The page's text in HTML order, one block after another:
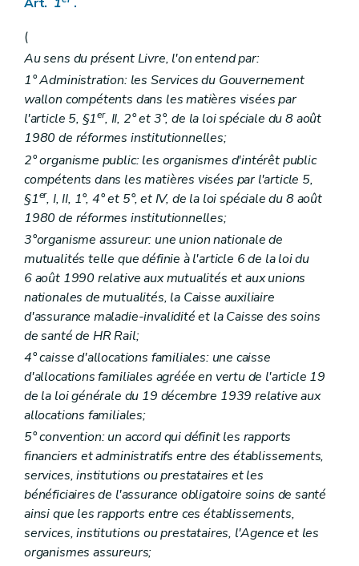
Art.12
Art.13
Art. 14
Art.15
Art.16
Art.16/1
Section3
Branche « Handicap »
Sous-section1
Organisation de la branche « Handicap »
Art.17
Sous-section2
Comité « Handicap »
Art.18
Art.18/1
Sous-section3
Commissions subrégionales
19
Section4
Branche « Familles »
Art.20
Art.21
Art.21/1
Section5
Dispositions communes aux Branches « Bien-être et Santé », « Handicap » et « Familles »
Art.22
Art.22/1
Art.22/2
Art. 22/3
Art.23
Art.24
Art.25
Art. 25/1
Art.25/2
Art.25/3
Art.25/4
Chapitre3
Gestion journalière
Art.
Art.26/1
Art.26/2
(
Au sens du présent Livre, l'on entend par:
1° Administration: les Services du Gouvernement
wallon compétents dans les matières visées par
l'article 5, §1er, II, 2° et 3°, de la loi spéciale du 8 août
1980 de réformes institutionnelles;
2° organisme public: les organismes d'intérêt public
compétents dans les matières visées par l'article 5,
§1er, I, II, 1°, 4° et 5°, et IV, de la loi spéciale du 8 août
1980 de réformes institutionnelles;
3°organisme assureur: une union nationale de
mutualités telle que définie à l'article 6 de la loi du
6 août 1990 relative aux mutualités et aux unions
nationales de mutualités, la Caisse auxiliaire
d'assurance maladie-invalidité et la Caisse des soins
de santé de HR Rail;
4° caisse d'allocations familiales: une caisse
d'allocations familiales agréée en vertu de l'article 19
de la loi générale du 19 décembre 1939 relative aux
allocations familiales;
5° convention: un accord qui définit les rapports
financiers et administratifs entre des établissements,
services, institutions ou prestataires et les
bénéficiaires de l'assurance obligatoire soins de santé
ainsi que les rapports entre ces établissements,
services, institutions ou prestataires, l'Agence et les
organismes assureurs;